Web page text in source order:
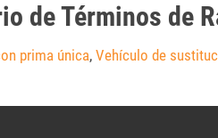
de Términos de
prima única, Vehículo de